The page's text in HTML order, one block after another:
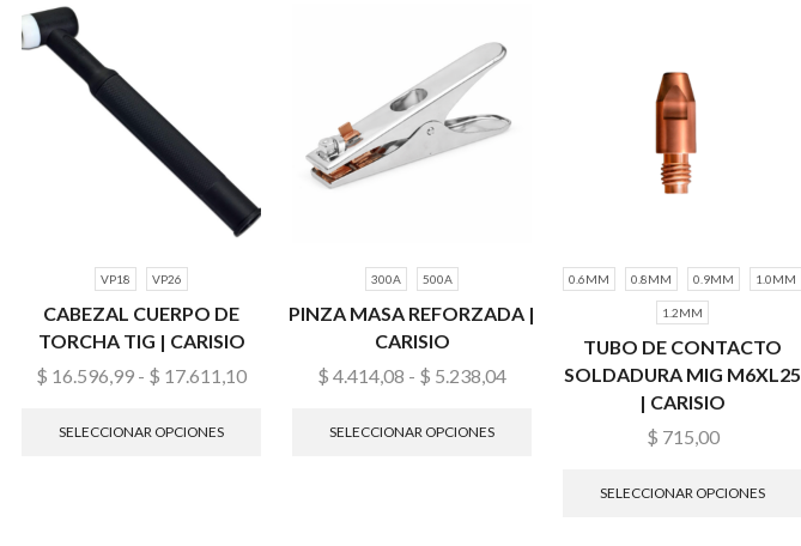
VP18 VP26
CABEZAL CUERPO DE
TORCHA TIG | CARISIO
$ 16.596,99 - $ 17.611,10
SELECCIONAR OPCIONES
300A 500A
PINZA MASA REFORZADA |
CARISIO
$ 4.414,08 - $ 5.238,04
SELECCIONAR OPCIONES
0.6MM 0.8MM 0.9MM 1.0MM
1.2MM
TUBO DE CONTACTO
SOLDADURA MIG M6XL25
| CARISIO
$ 715,00
SELECCIONAR OPCIONES